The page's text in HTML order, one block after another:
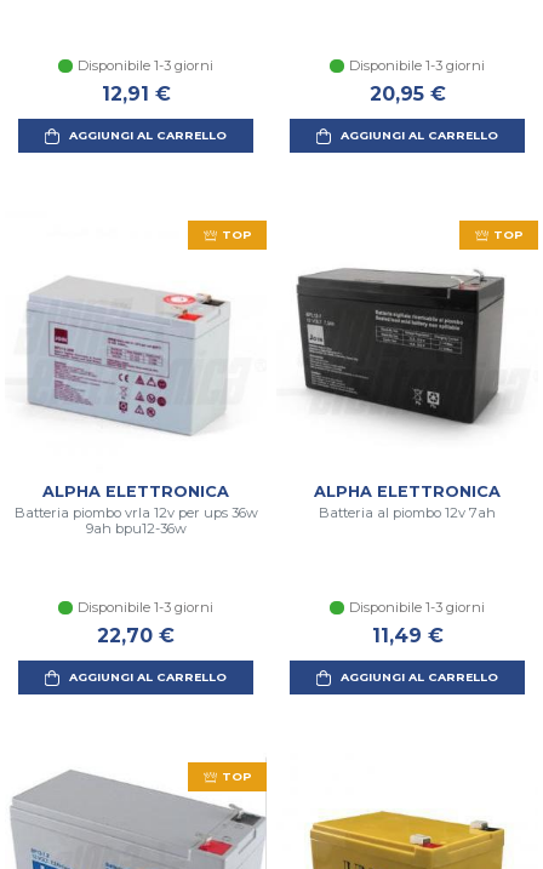
Disponibile 1-3 giorni
12,91 €
AGGIUNGI AL CARRELLO
Disponibile 1-3 giorni
20,95 €
AGGIUNGI AL CARRELLO
TOP
ALPHA ELETTRONICA
Batteria piombo vrla 12v per ups 36w
9ah bpu12-36w
Disponibile 1-3 giorni
22,70 €
AGGIUNGI AL CARRELLO
TOP
ALPHA ELETTRONICA
Batteria al piombo 12v 7ah
Disponibile 1-3 giorni
11,49 €
AGGIUNGI AL CARRELLO
TOP